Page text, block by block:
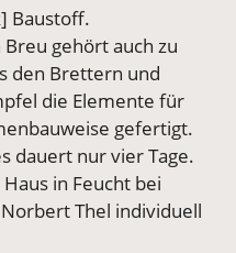
Baustoff.
gehört auch zu
den Brettern und
die Elemente für
gefertigt.
dauert nur vier Tage.
in Feucht bei
Thel individuell